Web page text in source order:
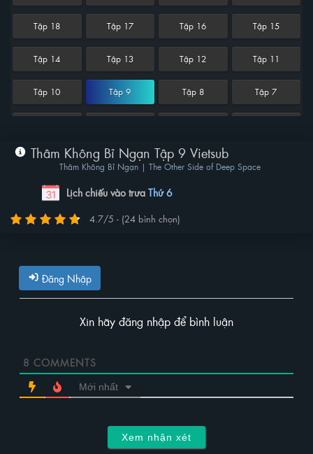
Tập 18 Tập 17 Tập 16 Tập 15
Tập 14 Tập 13 Tập 12 Tập 11
Tập 10 Tập 9 Tập 8 Tập 7
Tập 2 Tập 1
Thâm Không Bỉ Ngạn Tập 9 Vietsub
Thâm Không Bỉ Ngạn | The Other Side of Deep Space
Lịch chiếu vào trưa Thứ 6
4.7/5 - (24 bình chọn)
Đăng Nhập
Xin hãy đăng nhập để bình luận
8 COMMENTS
Mới nhất
Xem nhận xét